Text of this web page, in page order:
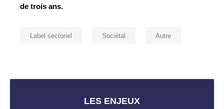
de trois ans.
Label sectoriel Sociétal Autre
LES ENJEUX